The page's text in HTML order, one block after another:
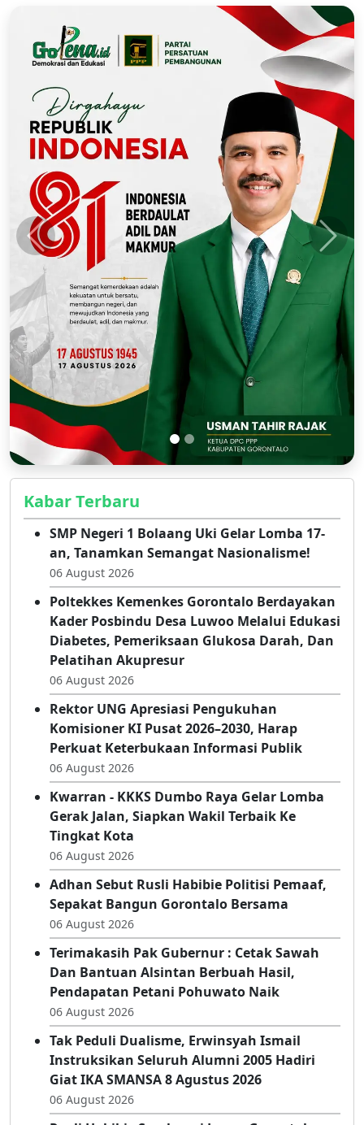
Kabar Terbaru
SMP Negeri 1 Bolaang Uki Gelar Lomba 17-
an, Tanamkan Semangat Nasionalisme!
06 August 2026
Poltekkes Kemenkes Gorontalo Berdayakan
Kader Posbindu Desa Luwoo Melalui Edukasi
Diabetes, Pemeriksaan Glukosa Darah, Dan
Pelatihan Akupresur
06 August 2026
Rektor UNG Apresiasi Pengukuhan
Komisioner KI Pusat 2026–2030, Harap
Perkuat Keterbukaan Informasi Publik
06 August 2026
Kwarran - KKKS Dumbo Raya Gelar Lomba
Gerak Jalan, Siapkan Wakil Terbaik Ke
Tingkat Kota
06 August 2026
Adhan Sebut Rusli Habibie Politisi Pemaaf,
Sepakat Bangun Gorontalo Bersama
06 August 2026
Terimakasih Pak Gubernur : Cetak Sawah
Dan Bantuan Alsintan Berbuah Hasil,
Pendapatan Petani Pohuwato Naik
06 August 2026
Tak Peduli Dualisme, Erwinsyah Ismail
Instruksikan Seluruh Alumni 2005 Hadiri